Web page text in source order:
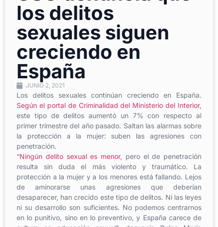
los delitos
sexuales siguen
creciendo en
España
JUNIO 2, 2021
Los delitos sexuales continúan creciendo en España.
Según el portal de Criminalidad del Ministerio del Interior,
este tipo de delitos aumentó un 7% con respecto al
primer trimestre del año pasado. Saltan las alarmas sobre
la protección a la mujer: suben las agresiones con
penetración.
“Ningún delito sexual es menor, pero el de penetración
resulta sin duda el más violento y traumático. La
protección a la mujer y a los menores está fallando. Lejos
de aminorarse unas agresiones que deberían
desaparecer, han crecido este tipo de delitos. Ni las leyes
ni su desarrollo son suficientes. No podemos centrarnos
en lo punitivo, sino en lo preventivo, y España carece de